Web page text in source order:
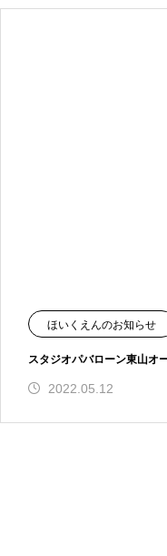
ほいくえんのお知らせ
スタジオパバローン東山オ
2022.05.12